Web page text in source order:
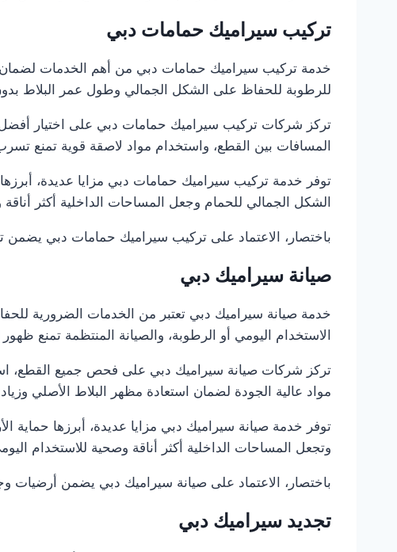
تركيب سيراميك حمامات دبي
خدمة تركيب سيراميك حمامات دبي من أهم الخدمات لضمان
للرطوبة للحفاظ على الشكل الجمالي وطول عمر البلاط
تركز شركات تركيب سيراميك حمامات دبي على اختيار أفضل
المسافات بين القطع، واستخدام مواد لاصقة قوية تمنع
توفر خدمة تركيب سيراميك حمامات دبي مزايا عديدة،
الشكل الجمالي للحمام وجعل المساحات الداخلية أكثر أناقة
باختصار، الاعتماد على تركيب سيراميك حمامات دبي يضمن
صيانة سيراميك دبي
خدمة صيانة سيراميك دبي تعتبر من الخدمات الضرورية
الاستخدام اليومي أو الرطوبة، والصيانة المنتظمة تمنع
تركز شركات صيانة سيراميك دبي على فحص جميع القطع،
مواد عالية الجودة لضمان استعادة مظهر البلاط الأصلي
توفر خدمة صيانة سيراميك دبي مزايا عديدة، أبرزها حماية
وتجعل المساحات الداخلية أكثر أناقة وصحية للاستخدام
باختصار، الاعتماد على صيانة سيراميك دبي يضمن أرضيات
تجديد سيراميك دبي